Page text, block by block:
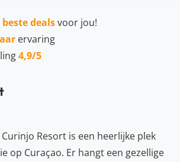
Resort is een heerlijke plek
op Curaçao. Er hangt een gezellige
beste dealsvoor jou!
ervaring
4,9/5